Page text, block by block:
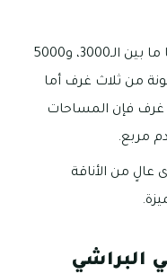
تتفاوت مساحات الفلل فيما بينها ما بين الـ3000، و5000
من ثلاث غرف أما
غرف فإن المساحات
من الأناقة
البراشي